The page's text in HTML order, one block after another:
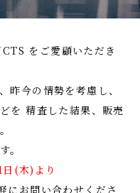
をご愛顧いただき
昨今の情勢を考慮し、
を 精査した結果、販売
。
(木)より
にお問い合わせくださ